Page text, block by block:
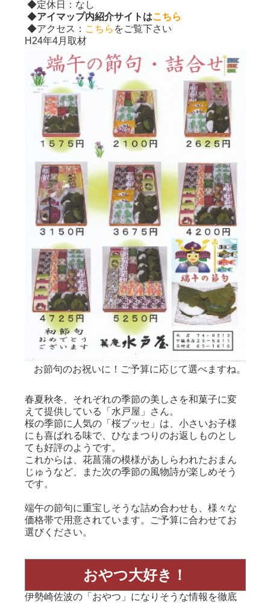
◆定休日：なし
◆アイマップ内紹介サイトはこちら
◆アクセス： こちら をご覧下さい
H24年4月取材
お節句のお祝いに！ご予算に応じて選べますね。
春夏秋冬、それぞれの季節の美しさを和菓子に変
えて提供している「水戸屋」さん。
桜の季節に人気の「桜ブッセ」は、小さいお子様
にも喜ばれる味で、ひなまつりのお返しものとし
ても好評のようです。
これからは、花菖蒲の模様があしらわれたおまん
じゅうなど、また次の季節の風物詩が楽しめそう
です。
端午の節句に重宝しそうな詰め合わせも、様々な
価格帯で用意されています。ご予算に合わせてお
選びください。
おやつ大好き！
伊勢崎佐波の「おやつ」になりそうな情報を徹底